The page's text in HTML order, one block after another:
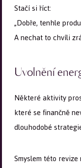
Stačí si říct:
„Dobře, tenhle
A nechat to chvíli
Uvolnění
Některé aktivity
které se finančně
dlouhodobé
Smyslem této